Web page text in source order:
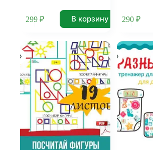
299 ₽ В корзину 290₽